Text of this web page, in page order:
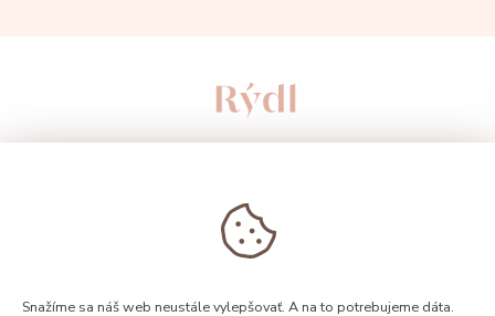
Snažíme sa náš web neustále vylepšovať. A na to potrebujeme dáta.